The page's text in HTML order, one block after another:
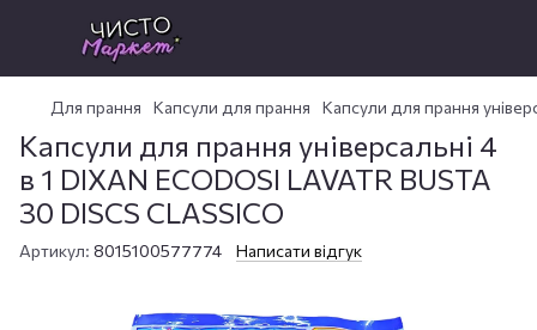
Для прання Капсули для прання Капсули для прання
Капсули для прання універсальні 4
в 1 DIXAN ECODOSI LAVATR BUSTA
30 DISCS CLASSICO
Артикул: 8015100577774 Написати відгук